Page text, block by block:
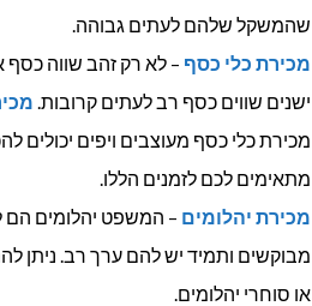
שהמשקל שלהם לעתים גבוהה.
מכירת כלי כסף – לא רק זהב שווה כסף
ישנים שווים כסף רב לעתים קרובות.
מכירת כלי כסף מעוצבים ויפים יכולים
מתאימים לכם לזמנים הללו.
מכירת יהלומים – המשפט יהלומים הם
מבוקשים ותמיד יש להם ערך רב. ניתן
או סוחרי יהלומים.